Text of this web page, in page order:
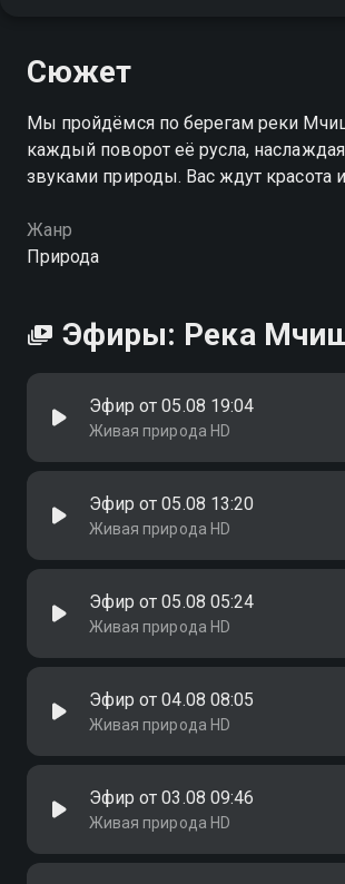
Сюжет
Мы пройдёмся по берегам реки
каждый поворот её русла,
звуками природы. Вас ждут красота
Жанр
Природа
Эфиры: Река
Эфир от 05.08 19:04
Живая природа HD
Эфир от 05.08 13:20
Живая природа HD
Эфир от 05.08 05:24
Живая природа HD
Эфир от 04.08 08:05
Живая природа HD
Эфир от 03.08 09:46
Живая природа HD